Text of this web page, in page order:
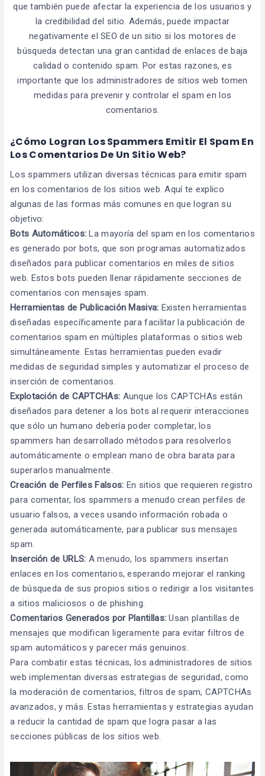
que también puede afectar la experiencia de los usuarios y
la credibilidad del sitio. Además, puede impactar
negativamente el SEO de un sitio si los motores de
búsqueda detectan una gran cantidad de enlaces de baja
calidad o contenido spam. Por estas razones, es
importante que los administradores de sitios web tomen
medidas para prevenir y controlar el spam en los
comentarios.
¿Cómo Logran Los Spammers Emitir El Spam En
Los Comentarios De Un Sitio Web?
Los spammers utilizan diversas técnicas para emitir spam
en los comentarios de los sitios web. Aquí te explico
algunas de las formas más comunes en que logran su
objetivo:
Bots Automáticos: La mayoría del spam en los comentarios
es generado por bots, que son programas automatizados
diseñados para publicar comentarios en miles de sitios
web. Estos bots pueden llenar rápidamente secciones de
comentarios con mensajes spam.
Herramientas de Publicación Masiva: Existen herramientas
diseñadas específicamente para facilitar la publicación de
comentarios spam en múltiples plataformas o sitios web
simultáneamente. Estas herramientas pueden evadir
medidas de seguridad simples y automatizar el proceso de
inserción de comentarios.
Explotación de CAPTCHAs: Aunque los CAPTCHAs están
diseñados para detener a los bots al requerir interacciones
que sólo un humano debería poder completar, los
spammers han desarrollado métodos para resolverlos
automáticamente o emplean mano de obra barata para
superarlos manualmente.
Creación de Perfiles Falsos: En sitios que requieren registro
para comentar, los spammers a menudo crean perfiles de
usuario falsos, a veces usando información robada o
generada automáticamente, para publicar sus mensajes
spam.
Inserción de URLS: A menudo, los spammers insertan
enlaces en los comentarios, esperando mejorar el ranking
de búsqueda de sus propios sitios o redirigir a los visitantes
a sitios maliciosos o de phishing.
Comentarios Generados por Plantillas: Usan plantillas de
mensajes que modifican ligeramente para evitar filtros de
spam automáticos y parecer más genuinos.
Para combatir estas técnicas, los administradores de sitios
web implementan diversas estrategias de seguridad, como
la moderación de comentarios, filtros de spam, CAPTCHAs
avanzados, y más. Estas herramientas y estrategias ayudan
a reducir la cantidad de spam que logra pasar a las
secciones públicas de los sitios web.